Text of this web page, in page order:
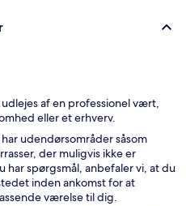
af en professionel vært,
eller et erhverv.
udendørsområder såsom
der muligvis ikke er
har spørgsmål, anbefaler vi, at du
inden ankomst for at
værelse til dig.